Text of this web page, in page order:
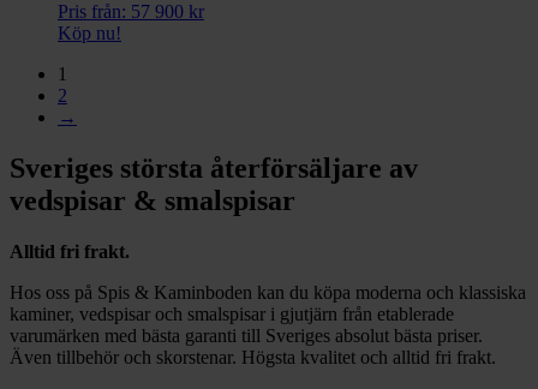
Pris från: 57 900 kr
Köp nu!
1
2
→
Sveriges största återförsäljare av
vedspisar & smalspisar
Alltid fri frakt.
Hos oss på Spis & Kaminboden kan du köpa moderna och klassiska
kaminer, vedspisar och smalspisar i gjutjärn från etablerade
varumärken med bästa garanti till Sveriges absolut bästa priser.
Även tillbehör och skorstenar. Högsta kvalitet och alltid fri frakt.